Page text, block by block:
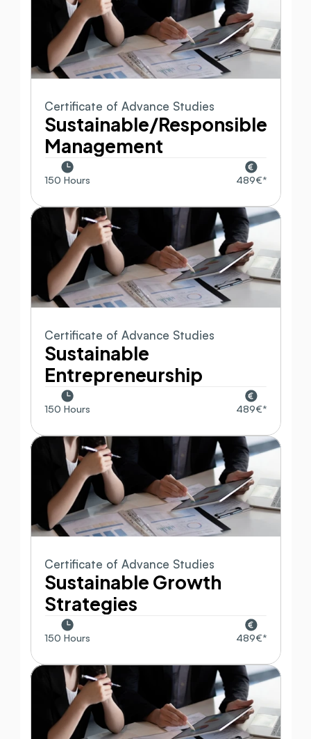
Certificate of Advance Studies
Sustainable/Responsible
Management
150 Hours 489€*
Certificate of Advance Studies
Sustainable
Entrepreneurship
150 Hours 489€*
Certificate of Advance Studies
Sustainable Growth
Strategies
150 Hours 489€*